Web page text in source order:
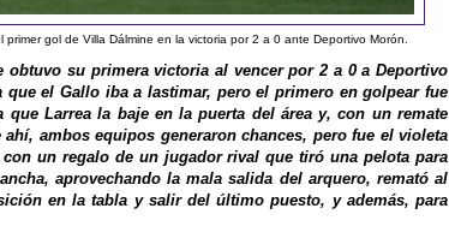
gol de Villa Dálmine en la victoria por 2 a 0 ante Deportivo Morón.
obtuvo su primera victoria al vencer por 2 a 0 a Deportivo
el Gallo iba a lastimar, pero el primero en golpear fue
Larrea la baje en la puerta del área y, con un remate
ambos equipos generaron chances, pero fue el violeta
un regalo de un jugador rival que tiró una pelota para
aprovechando la mala salida del arquero, remató al
en la tabla y salir del último puesto, y además, para